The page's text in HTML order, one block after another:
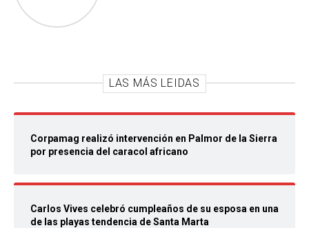
LAS MÁS LEIDAS
Corpamag realizó intervención en Palmor de la Sierra
por presencia del caracol africano
Carlos Vives celebró cumpleaños de su esposa en una
de las playas tendencia de Santa Marta